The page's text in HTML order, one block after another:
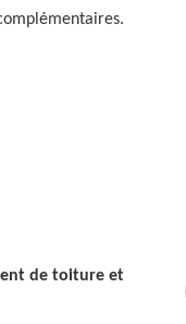
de toiture et